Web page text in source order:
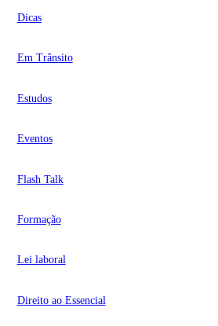
Dicas
Em Trânsito
Estudos
Eventos
Flash Talk
Formação
Lei laboral
Direito ao Essencial